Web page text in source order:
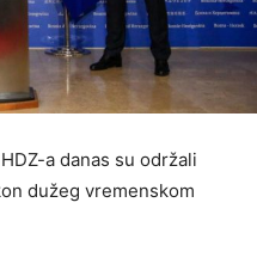
a danas su održali
dužeg vremenskom